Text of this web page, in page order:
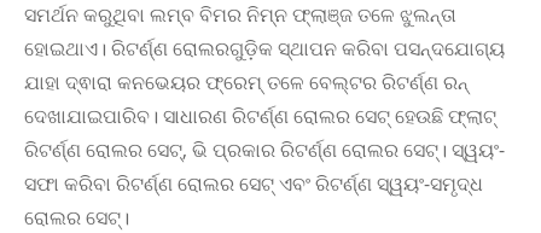
ସମର୍ଥନ କରୁଥିବା ଲମ୍ବ ବିମର ନିମ୍ନ ଫ୍ଲାଞ୍ଜ ତଳେ ଝୁଲନ୍ତା
ହୋଇଥାଏ। ରିଟର୍ଣ୍ଣ ରୋଲରଗୁଡ଼ିକ ସ୍ଥାପନ କରିବା ପସନ୍ଦଯୋଗ୍ୟ
ଯାହା ଦ୍ଵାରା କନଭେୟର ଫ୍ରେମ୍ ତଳେ ବେଲ୍ଟର ରିଟର୍ଣ୍ଣ ରନ୍
ଦେଖାଯାଇପାରିବ। ସାଧାରଣ ରିଟର୍ଣ୍ଣ ରୋଲର ସେଟ୍ ହେଉଛି ଫ୍ଲାଟ୍
ରିଟର୍ଣ୍ଣ ରୋଲର ସେଟ୍, ଭି ପ୍ରକାର ରିଟର୍ଣ୍ଣ ରୋଲର ସେଟ୍। ସ୍ୱୟଂ-
ସଫା କରିବା ରିଟର୍ଣ୍ଣ ରୋଲର ସେଟ୍ ଏବଂ ରିଟର୍ଣ୍ଣ ସ୍ୱୟଂ-ସମୃଦ୍ଧ
ରୋଲର ସେଟ୍।